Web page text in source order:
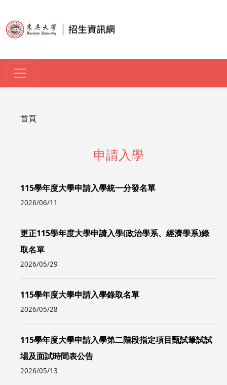
導航連結
首頁
申請入學
115學年度大學申請入學統一分發名單
2026/06/11
更正115學年度大學申請入學(政治學系、經濟學系)錄
取名單
2026/05/29
115學年度大學申請入學錄取名單
2026/05/28
115學年度大學申請入學第二階段指定項目甄試筆試試
場及面試時間表公告
2026/05/13